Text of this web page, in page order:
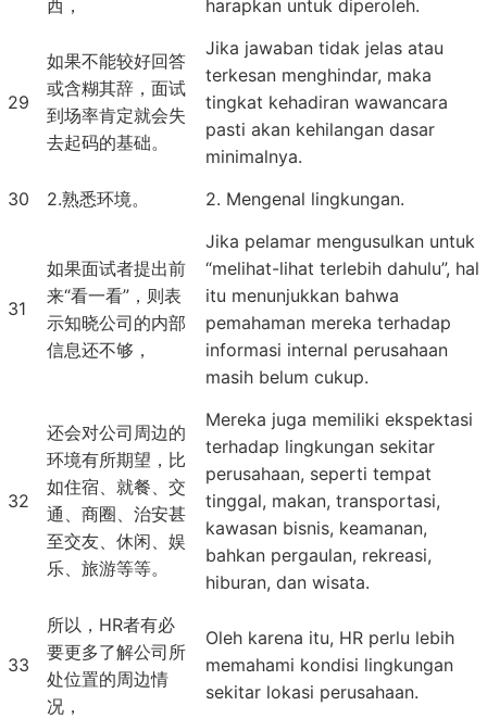
西， harapkan untuk diperoleh.
29
如果不能较好回答
或含糊其辞，面试
到场率肯定就会失
去起码的基础。
Jika jawaban tidak jelas atau
terkesan menghindar, maka
tingkat kehadiran wawancara
pasti akan kehilangan dasar
minimalnya.
30
2.熟悉环境。 2. Mengenal lingkungan.
31
如果面试者提出前
来“看一看”，则表
示知晓公司的内部
信息还不够，
Jika pelamar mengusulkan untuk
“melihat-lihat terlebih dahulu”, hal
itu menunjukkan bahwa
pemahaman mereka terhadap
informasi internal perusahaan
masih belum cukup.
32
还会对公司周边的
环境有所期望，比
如住宿、就餐、交
通、商圈、治安甚
至交友、休闲、娱
乐、旅游等等。
Mereka juga memiliki ekspektasi
terhadap lingkungan sekitar
perusahaan, seperti tempat
tinggal, makan, transportasi,
kawasan bisnis, keamanan,
bahkan pergaulan, rekreasi,
hiburan, dan wisata.
33
所以，HR者有必
要更多了解公司所
处位置的周边情
况，
Oleh karena itu, HR perlu lebih
memahami kondisi lingkungan
sekitar lokasi perusahaan.